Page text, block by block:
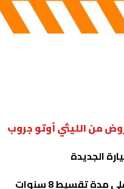
من الليثي أوتو جروب
الجديدة